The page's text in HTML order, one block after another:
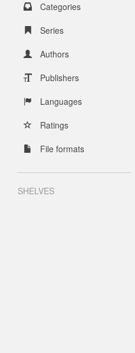
Categories
Series
Authors
Publishers
Languages
Ratings
File formats
SHELVES